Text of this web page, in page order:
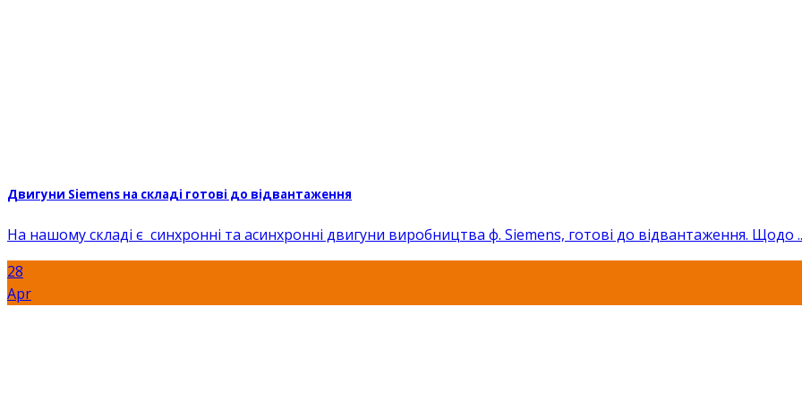
Двигуни Siemens на складі готові до відвантаження
На нашому складі є синхронні та асинхронні двигуни виробництва ф. Siemens, готові до відвантаження. Щодо
28
Apr